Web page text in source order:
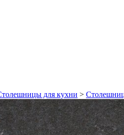
для кухни >